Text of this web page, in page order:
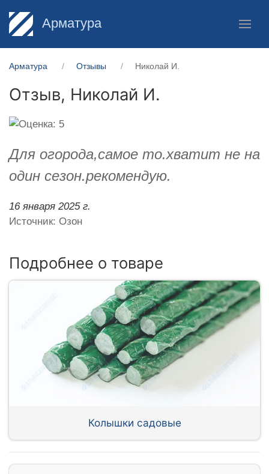
Арматура
Арматура Отзывы Николай И.
Отзыв, Николай И.
Для огорода,самое то.хватит не на
один сезон.рекомендую.
16 января 2025 г.
Источник: Озон
Подробнее о товаре
Колышки садовые